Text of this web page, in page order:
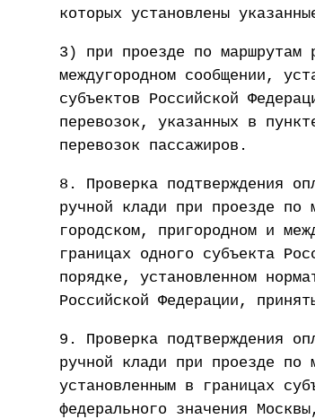
которых установлены
3) при проезде по маршрутам
междугородном сообщении,
субъектов Российской
перевозок, указанных в
перевозок пассажиров.
8. Проверка подтверждения
ручной клади при проезде по
городском, пригородном и
границах одного субъекта
порядке, установленном
Российской Федерации,
9. Проверка подтверждения
ручной клади при проезде по
установленным в границах
федерального значения